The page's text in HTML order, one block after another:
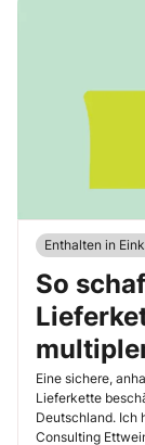
Enthalten in
So
Eine sichere,
Lieferkette
Deutschland. Ich
Consulting